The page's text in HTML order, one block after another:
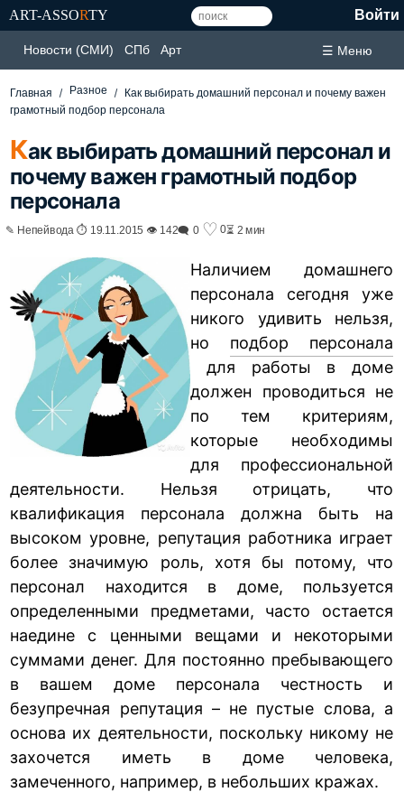
ART-ASSORTY Войти
Новости (СМИ) СПб Арт ☰ Меню
Главная Разное
Как выбирать домашний персонал и почему важен
грамотный подбор персонала
Как выбирать домашний персонал и
почему важен грамотный подбор
персонала
✎ Непейвода ⏱ 19.11.2015 👁 142🗨 0 ♡ 0⏳ 2 мин
Наличием домашнего
персонала сегодня уже
никого удивить нельзя,
но подбор персонала
для работы в доме
должен проводиться не
по тем критериям,
которые необходимы
для профессиональной
деятельности. Нельзя отрицать, что
квалификация персонала должна быть на
высоком уровне, репутация работника играет
более значимую роль, хотя бы потому, что
персонал находится в доме, пользуется
определенными предметами, часто остается
наедине с ценными вещами и некоторыми
суммами денег. Для постоянно пребывающего
в вашем доме персонала честность и
безупречная репутация – не пустые слова, а
основа их деятельности, поскольку никому не
захочется иметь в доме человека,
замеченного, например, в небольших кражах.